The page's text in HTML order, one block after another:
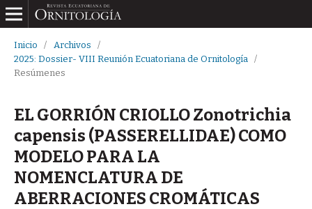
Inicio / Archivos
/
2025: Dossier- VIII Reunión Ecuatoriana de Ornitología
/
Resúmenes
EL GORRIÓN CRIOLLO Zonotrichia
capensis (PASSERELLIDAE) COMO
MODELO PARA LA
NOMENCLATURA DE
ABERRACIONES CROMÁTICAS